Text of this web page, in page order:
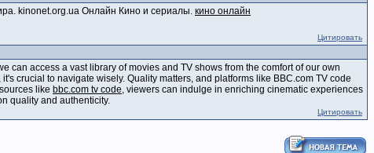
kinonet.org.ua Онлайн Кино и сериалы. кино онлайн
Цитировать
can access a vast library of movies and TV shows from the comfort of our own
crucial to navigate wisely. Quality matters, and platforms like BBC.com TV code
like bbc.com tv code, viewers can indulge in enriching cinematic experiences
quality and authenticity.
Цитировать